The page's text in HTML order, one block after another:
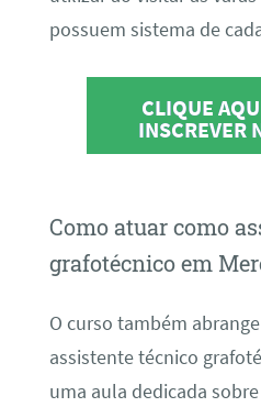
possuem sistema de
CLIQUE
INSCREVER
Como atuar como
grafotécnico em
O curso também
assistente técnico
uma aula dedicada